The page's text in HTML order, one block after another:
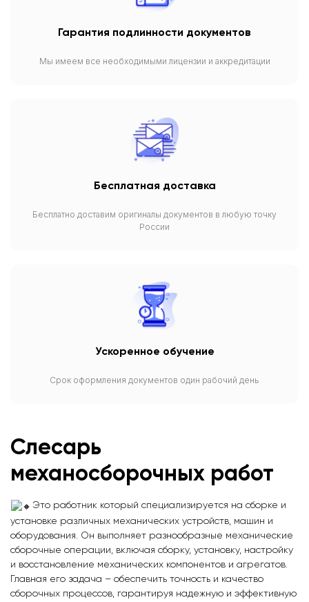
Гарантия подлинности документов
Мы имеем все необходимыми лицензии и аккредитации
Бесплатная доставка
Бесплатно доставим оригиналы документов в любую точку
России
Ускоренное обучение
Срок оформления документов один рабочий день
Слесарь
механосборочных работ
Это работник который специализируется на сборке и
установке различных механических устройств, машин и
оборудования. Он выполняет разнообразные механические
сборочные операции, включая сборку, установку, настройку
и восстановление механических компонентов и агрегатов.
Главная его задача – обеспечить точность и качество
сборочных процессов, гарантируя надежную и эффективную